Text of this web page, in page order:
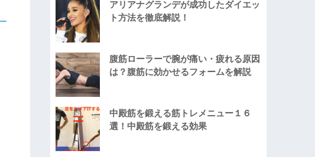
アリアナグランデが成功したダイエッ
ト方法を徹底解説！
腹筋ローラーで腕が痛い・疲れる原因
は？腹筋に効かせるフォームを解説
中殿筋を鍛える筋トレメニュー１６
選！中殿筋を鍛える効果